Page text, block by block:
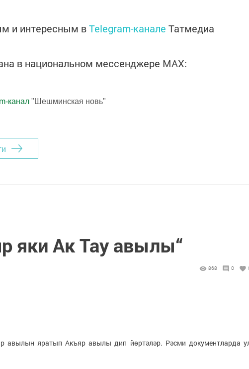
и интересным вTelegram-канале Татмедиа
в национальном мессенджере MАХ:
канал "Шешминская новь"
яки Ак Тау авылы“
868 0
авылын яратып Акъяр авылы дип йөртәләр. Рәсми документларда